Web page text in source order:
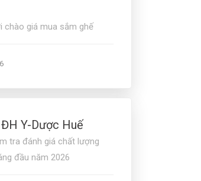
chào giá mua sắm ghế
Y-Dược Huế
tra đánh giá chất lượng
đầu năm 2026